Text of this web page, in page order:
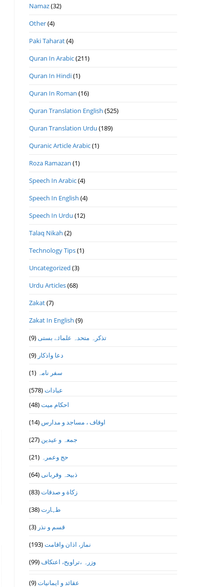
Namaz(32)
Other(4)
Paki Taharat(4)
Quran In Arabic(211)
Quran In Hindi(1)
Quran In Roman (16)
Quran Translation English (525)
Quran Translation Urdu (189)
Quranic Article Arabic(1)
Roza Ramazan (1)
Speech In Arabic(4)
Speech In English (4)
Speech In Urdu (12)
Talaq Nikah (2)
Technology Tips(1)
Uncategorized (3)
Urdu Articles(68)
Zakat(7)
Zakat In English (9)
تذكرہ متحدہ علمائے بستى(9)
دعا واذكار (9)
سفر نامہ (1)
عبادات(578)
احکام میت(48)
اوقاف ، مساجد و مدارس (14)
جمعہ و عیدین (27)
حج وعمرہ (21)
ذبیحہ وقربانی(64)
زکاة و صدقات(83)
طہارت(38)
قسم و نذر (3)
نماز، اذان واقامت(193)
وزرہ ،تراويح، اعتكاف(99)
عقائد و ایمانیات(9)